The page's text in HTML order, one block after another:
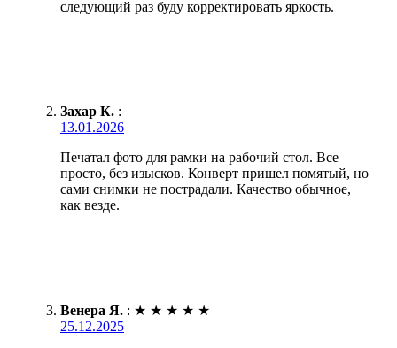
следующий раз буду корректировать яркость.
Захар К. :
13.01.2026
Печатал фото для рамки на рабочий стол. Все
просто, без изысков. Конверт пришел помятый, но
сами снимки не пострадали. Качество обычное,
как везде.
Венера Я. : ★ ★ ★ ★ ★
25.12.2025